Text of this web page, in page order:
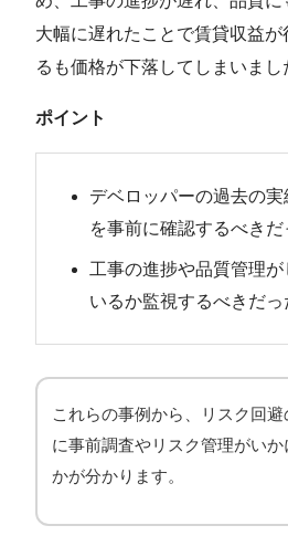
大幅に遅れたことで賃貸収益
るも価格が下落してしまいまし
ポイント
デベロッパーの過去の実
を事前に確認するべきだ
工事の進捗や品質管理
いるか監視するべきだっ
これらの事例から、リスク回避
に事前調査やリスク管理がいか
かが分かります。